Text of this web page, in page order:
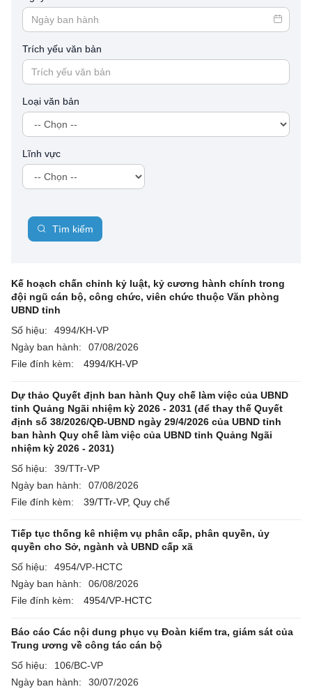
Trích yếu văn bản
Loại văn bản
Lĩnh vực
Tìm kiếm
Kế hoạch chấn chỉnh kỷ luật, kỷ cương hành chính trong
đội ngũ cán bộ, công chức, viên chức thuộc Văn phòng
UBND tỉnh
Số hiệu:
4994/KH-VP
Ngày ban hành:
07/08/2026
File đính kèm:
4994/KH-VP
Dự thảo Quyết định ban hành Quy chế làm việc của UBND
tỉnh Quảng Ngãi nhiệm kỳ 2026 - 2031 (để thay thế Quyết
định số 38/2026/QĐ-UBND ngày 29/4/2026 của UBND tỉnh
ban hành Quy chế làm việc của UBND tỉnh Quảng Ngãi
nhiệm kỳ 2026 - 2031)
Số hiệu:
39/TTr-VP
Ngày ban hành:
07/08/2026
File đính kèm:
39/TTr-VP, Quy chế
Tiếp tục thống kê nhiệm vụ phân cấp, phân quyền, ủy
quyền cho Sở, ngành và UBND cấp xã
Số hiệu:
4954/VP-HCTC
Ngày ban hành:
06/08/2026
File đính kèm:
4954/VP-HCTC
Báo cáo Các nội dung phục vụ Đoàn kiểm tra, giám sát của
Trung ương về công tác cán bộ
Số hiệu:
106/BC-VP
Ngày ban hành:
30/07/2026